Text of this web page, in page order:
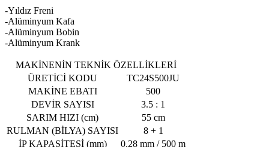
-Yıldız Freni
-Alüminyum Kafa
-Alüminyum Bobin
-Alüminyum Krank
MAKİNENİN TEKNİK ÖZELLİKLERİ
ÜRETİCİ KODU
TC24S500JU
MAKİNE EBATI
500
DEVİR SAYISI
3.5 : 1
SARIM HIZI (cm)
55 cm
RULMAN (BİLYA) SAYISI
8 + 1
İP KAPASİTESİ (mm)
0.28 mm / 500 m